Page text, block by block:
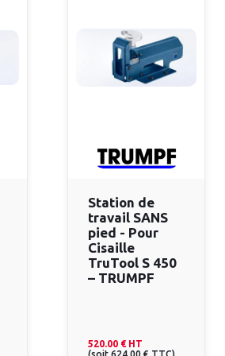
Station de
travail SANS
pied - Pour
Cisaille
TruTool S 450
– TRUMPF
520.00 € HT